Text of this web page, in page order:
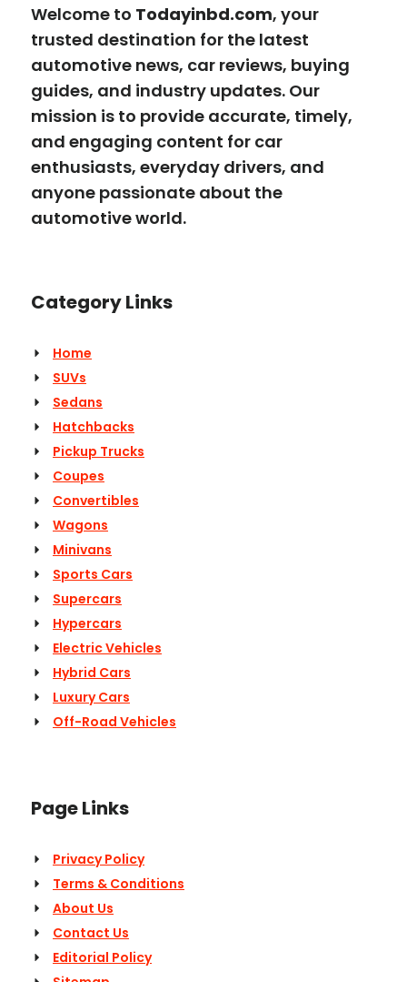
Welcome to Todayinbd.com, your
trusted destination for the latest
automotive news, car reviews, buying
guides, and industry updates. Our
mission is to provide accurate, timely,
and engaging content for car
enthusiasts, everyday drivers, and
anyone passionate about the
automotive world.
Category Links
Home
SUVs
Sedans
Hatchbacks
Pickup Trucks
Coupes
Convertibles
Wagons
Minivans
Sports Cars
Supercars
Hypercars
Electric Vehicles
Hybrid Cars
Luxury Cars
Off-Road Vehicles
Page Links
Privacy Policy
Terms & Conditions
About Us
Contact Us
Editorial Policy